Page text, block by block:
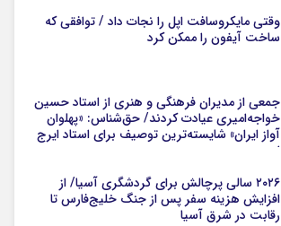
وقتی مایکروسافت اپل را نجات داد / توافقی که
ساخت آیفون را ممکن کرد
جمعی از مدیران فرهنگی و هنری از استاد حسین
خواجه‌امیری عیادت کردند/ حق‌شناس: «پهلوان
آواز ایران» شایسته‌ترین توصیف برای استاد ایرج
است
۲۰۲۶ سالی پرچالش برای گردشگری آسیا/ از
افزایش هزینه سفر پس از جنگ خلیج‌فارس تا
رقابت در شرق آسیا